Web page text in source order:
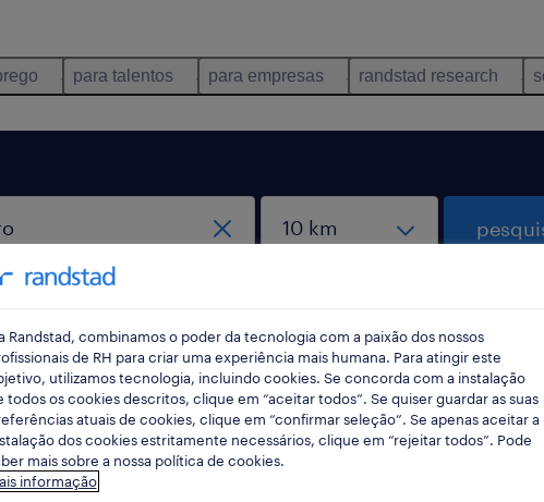
para talentos para empresas randstad research
Randstad, combinamos o poder da tecnologia com a paixão dos nossos
de RH para criar uma experiência mais humana. Para atingir este
utilizamos tecnologia, incluindo cookies. Se concorda com a instalação
todos os cookies descritos, clique em “aceitar todos”. Se quiser guardar as suas
atuais de cookies, clique em “confirmar seleção”. Se apenas aceitar a
dos cookies estritamente necessários, clique em “rejeitar todos”. Pode
mais sobre a nossa política de cookies.
informação